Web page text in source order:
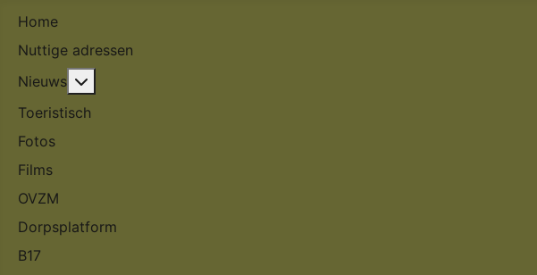
Home
Nuttige adressen
Nieuws
Toeristisch
Fotos
Films
OVZM
Dorpsplatform
B17